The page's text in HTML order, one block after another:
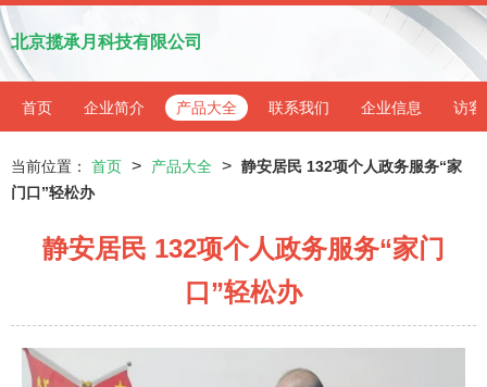
北京揽承月科技有限公司
首页 企业简介 产品大全 联系我们 企业信息 访客
当前位置： 首页 > 产品大全 > 静安居民 132项个人政务服务“家
门口”轻松办
静安居民 132项个人政务服务“家门
口”轻松办